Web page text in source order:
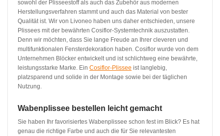
sowohl der Plisseestoff als auch das Zubehör aus modernen
Herstellungsverfahren stammt und auch das Material von bester
Qualität ist. Wir von Livoneo haben uns daher entschieden, unsere
Plissees mit der bewährten Cosiflor-Systemtechnik auszustatten.
Denn wir möchten, dass Sie lange Freude an Ihrer cleveren und
multifunktionalen Fensterdekoration haben. Cosiflor wurde von dem
Unternehmen Blöcker entwickelt und ist schlichtweg eine bewährte,
leistungsstarke Marke. Ein Cosiflor-Plissee ist langlebig,
platzsparend und solide in der Montage sowie bei der täglichen
Nutzung.
Wabenplissee bestellen leicht gemacht
Sie haben Ihr favorisiertes Wabenplissee schon fest im Blick? Es hat
genau die richtige Farbe und auch die für Sie relevantesten